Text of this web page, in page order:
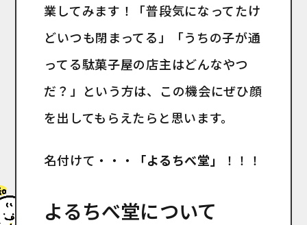
業してみます！「普段気になってたけ
どいつも閉まってる」「うちの子が通
ってる駄菓子屋の店主はどんなやつ
だ？」という方は、この機会にぜひ顔
を出してもらえたらと思います。
名付けて・・・ 「よるちべ堂」 ！！！
よるちべ堂について